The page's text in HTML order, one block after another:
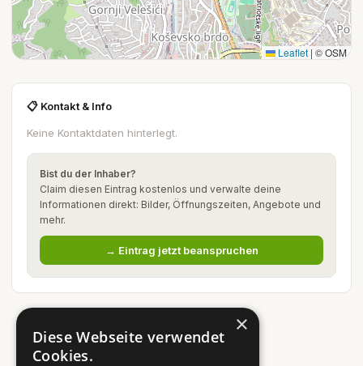
Leaflet | © OSM
📋 Kontakt & Info
Keine Kontaktdaten hinterlegt.
Bist du der Inhaber?
Claim diesen Eintrag kostenlos und verwalte deine
Informationen direkt: Bilder, Öffnungszeiten, Angebote und
mehr.
→ Eintrag jetzt beanspruchen
×
Diese Webseite verwendet
Cookies.